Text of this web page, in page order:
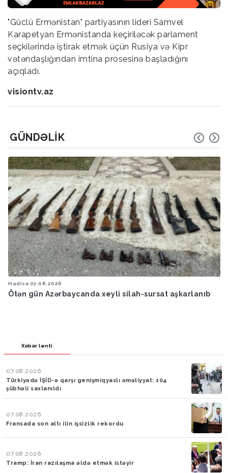
"Güclü Ermənistan" partiyasının lideri Samvel
Karapetyan Ermənistanda keçiriləcək parlament
seçkilərində iştirak etmək üçün Rusiya və Kipr
vətəndaşlığından imtina prosesinə başladığını
açıqladı.
visiontv.az
GÜNDƏLIK
Hadisə 07.08.2026
Ötən gün Azərbaycanda xeyli silah-sursat aşkarlanıb
Xəbər lenti
07.08.2026
Türkiyədə İŞİD-ə qarşı genişmiqyaslı əməliyyat: 104
şübhəli saxlanıldı
07.08.2026
Fransada son altı ilin işsizlik rekordu
07.08.2026
Tramp: İran razılaşma əldə etmək istəyir